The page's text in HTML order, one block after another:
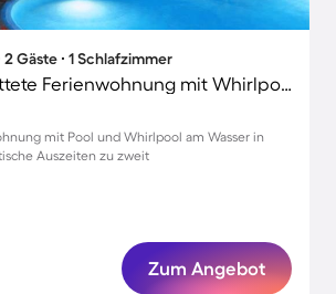
Gäste ∙ 1 Schlafzimmer
Voll ausgestattete Ferienwohnung mit Whirlpool, beheiztem Pool und Terrasse | Stadtblick
mit Pool und Whirlpool am Wasser in
Auszeiten zu zweit
Zum Angebot